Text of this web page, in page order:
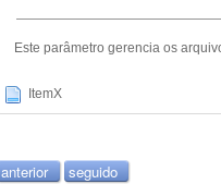
Este parâmetro gerencia os
ItemX
anterior seguido